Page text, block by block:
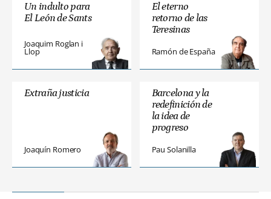
Un indulto para
El León de Sants
Joaquim Roglan i
Llop
El eterno
retorno de las
Teresinas
Ramón de España
Extraña justicia
Joaquín Romero
Barcelona y la
redefinición de
la idea de
progreso
Pau Solanilla